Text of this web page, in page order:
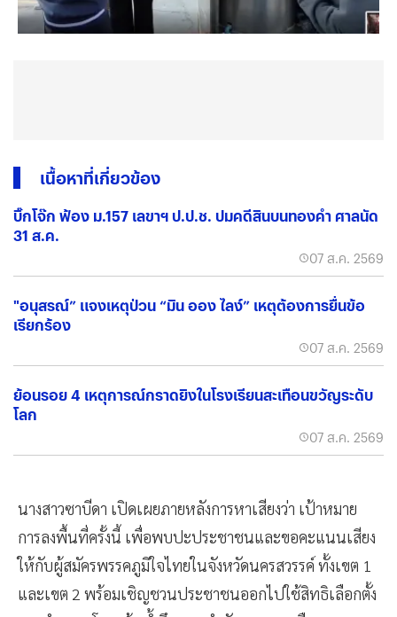
เนื้อหาที่เกี่ยวข้อง
บิ๊กโจ๊ก ฟ้อง ม.157 เลขาฯ ป.ป.ช. ปมคดีสินบนทองคำ ศาลนัด
31 ส.ค.
07 ส.ค. 2569
"อนุสรณ์” แจงเหตุป่วน “มิน ออง ไลง์” เหตุต้องการยื่นข้อ
เรียกร้อง
07 ส.ค. 2569
ย้อนรอย 4 เหตุการณ์กราดยิงในโรงเรียนสะเทือนขวัญระดับ
โลก
07 ส.ค. 2569
นางสาวซาบีดา เปิดเผยภายหลังการหาเสียงว่า เป้าหมาย
การลงพื้นที่ครั้งนี้ เพื่อพบปะประชาชนและขอคะแนนเสียง
ให้กับผู้สมัครพรรคภูมิใจไทยในจังหวัดนครสวรรค์ ทั้งเขต 1
และเขต 2 พร้อมเชิญชวนประชาชนออกไปใช้สิทธิเลือกตั้ง